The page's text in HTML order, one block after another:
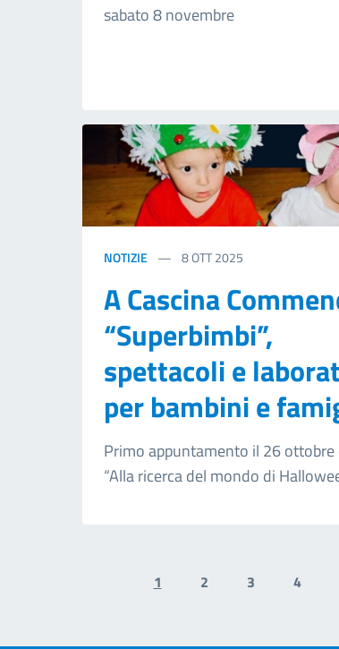
sabato 8 novembre
NOTIZIE 8OTT 2025
A Cascina
“Superbimbi”,
spettacoli e
per bambini e
Primo appuntamento il 26 ottobre
“Alla ricerca del mondo di
Previous page
1 2 3 4